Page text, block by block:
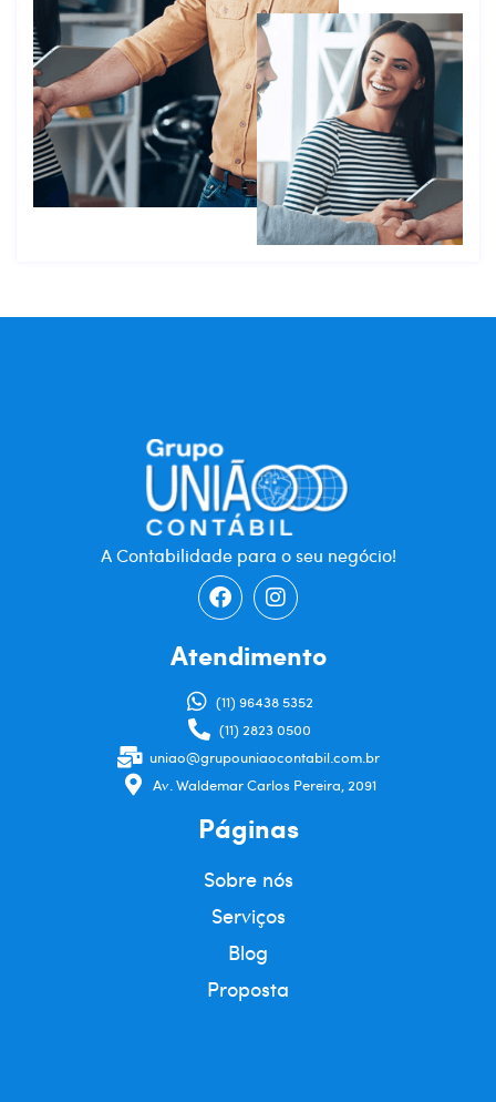
A Contabilidade para o seu negócio!
Atendimento
(11) 96438 5352
(11) 2823 0500
uniao@grupouniaocontabil.com.br
Av. Waldemar Carlos Pereira, 2091
Páginas
Sobre nós
Serviços
Blog
Proposta